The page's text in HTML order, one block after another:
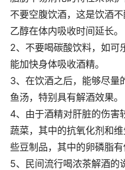
不要空腹饮酒，这是饮酒
乙醇在体内吸收时间延长。
2、不要喝碳酸饮料，如可
能加快身体吸收酒精。
3、在饮酒之后，能够尽量
鱼汤，特别具有解酒效果。
4、由于酒精对肝脏的伤害
蔬菜，其中的抗氧化剂和
些豆制品，其中的卵磷脂有
5、民间流行喝浓茶解酒的